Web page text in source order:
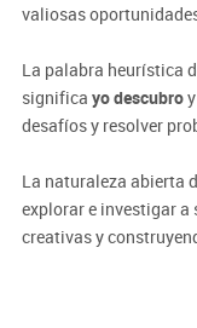
valiosas
La palabra heurística
significa yo descubroy
desafíos y resolver
La naturaleza abierta
explorar e investigar a
creativas y